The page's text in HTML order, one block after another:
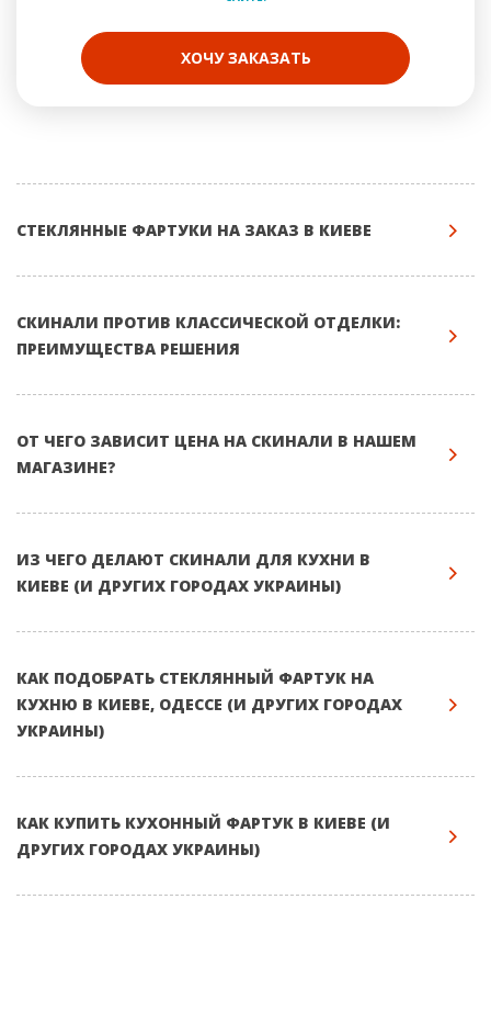
ХОЧУ ЗАКАЗАТЬ
СТЕКЛЯННЫЕ ФАРТУКИ НА ЗАКАЗ В КИЕВЕ
СКИНАЛИ ПРОТИВ КЛАССИЧЕСКОЙ ОТДЕЛКИ:
ПРЕИМУЩЕСТВА РЕШЕНИЯ
ОТ ЧЕГО ЗАВИСИТ ЦЕНА НА СКИНАЛИ В НАШЕМ
МАГАЗИНЕ?
ИЗ ЧЕГО ДЕЛАЮТ СКИНАЛИ ДЛЯ КУХНИ В
КИЕВЕ (И ДРУГИХ ГОРОДАХ УКРАИНЫ)
КАК ПОДОБРАТЬ СТЕКЛЯННЫЙ ФАРТУК НА
КУХНЮ В КИЕВЕ, ОДЕССЕ (И ДРУГИХ ГОРОДАХ
УКРАИНЫ)
КАК КУПИТЬ КУХОННЫЙ ФАРТУК В КИЕВЕ (И
ДРУГИХ ГОРОДАХ УКРАИНЫ)